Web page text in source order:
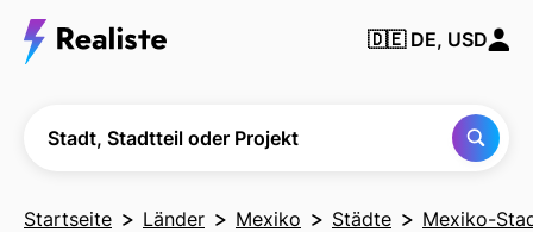
Finden Sie
jede Stadt,
🇩🇪 DE, USD
Stadt, Stadtteil oder Projekt
Startseite Länder Mexiko Städte Mexiko-